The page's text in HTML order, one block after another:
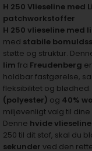
H 250 Vlieseline med
patchworkstoffer
H 250 vlieseline med
med stabile
støtte og struktur.
lim fra Freudenberg
holdbar fastgørelse,
fleksibilitet og
(polyester) og 40%
miljøvenligt valg til
Denne hvide vlieseline
250 til dit stof, skal du
sekunder ved den